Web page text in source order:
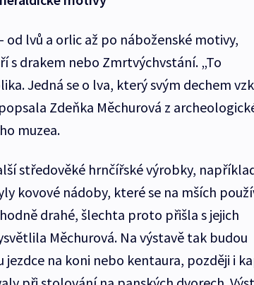
od lvů a orlic až po náboženské motivy,
s drakem nebo Zmrtvýchvstání. „To
Jedná se o lva, který svým dechem
Zdeňka Měchurová z
muzea.
středověké hrnčířské výrobky,
kovové nádoby, které se na mších
drahé, šlechta proto přišla s jejich
Měchurová. Na výstavě tak budou
jezdce na koni nebo kentaura, později i